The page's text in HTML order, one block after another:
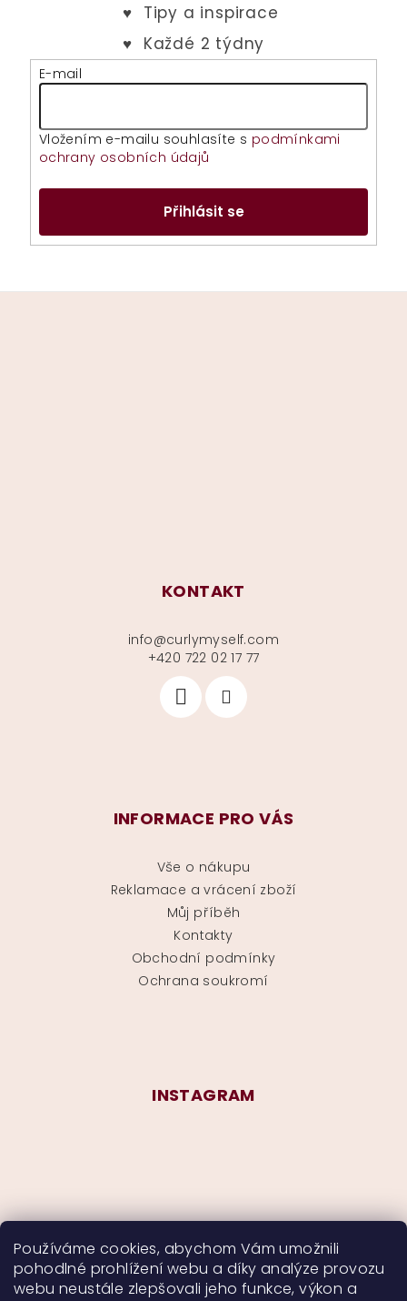
Používáme cookies, abychom Vám umožnili
pohodlné prohlížení webu a díky analýze provozu
webu neustále zlepšovali jeho funkce, výkon a
E-mail
Vložením e-mailu souhlasíte s podmínkami
ochrany osobních údajů
Přihlásit se
KONTAKT
info@curlymyself.com
+420 722 02 17 77
INFORMACE PRO VÁS
Vše o nákupu
Reklamace a vrácení zboží
Můj příběh
Kontakty
Obchodní podmínky
Ochrana soukromí
INSTAGRAM
Sledovat na Instagramu